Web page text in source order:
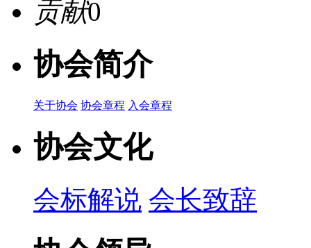
贡献0
协会简介
关于协会 协会章程 入会章程
协会文化
会标解说 会长致辞